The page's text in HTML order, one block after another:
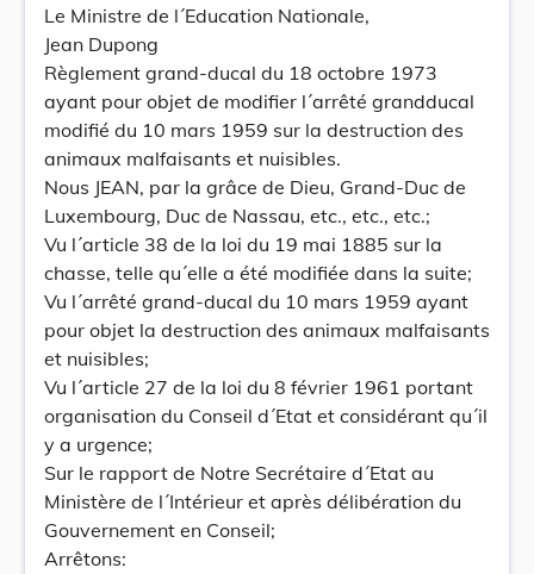
Le Ministre de l´Education Nationale,
Jean Dupong
Règlement grand-ducal du 18 octobre 1973
ayant pour objet de modifier l´arrêté grandducal
modifié du 10 mars 1959 sur la destruction des
animaux malfaisants et nuisibles.
Nous JEAN, par la grâce de Dieu, Grand-Duc de
Luxembourg, Duc de Nassau, etc., etc., etc.;
Vu l´article 38 de la loi du 19 mai 1885 sur la
chasse, telle qu´elle a été modifiée dans la suite;
Vu l´arrêté grand-ducal du 10 mars 1959 ayant
pour objet la destruction des animaux malfaisants
et nuisibles;
Vu l´article 27 de la loi du 8 février 1961 portant
organisation du Conseil d´Etat et considérant qu´il
y a urgence;
Sur le rapport de Notre Secrétaire d´Etat au
Ministère de l´Intérieur et après délibération du
Gouvernement en Conseil;
Arrêtons: